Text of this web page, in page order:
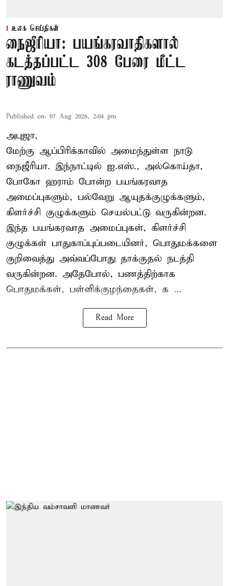
உலக செய்திகள்
நைஜீரியா: பயங்கரவாதிகளால்
கடத்தப்பட்ட 308 பேரை மீட்ட
ராணுவம்
Published on: 07 Aug 2026, 2:04 pm
அபுஜா,
மேற்கு ஆப்பிரிக்காவில் அமைந்துள்ள நாடு
நைஜீரியா. இந்நாட்டில் ஐ.எஸ்., அல்கொய்தா,
போகோ ஹராம் போன்ற பயங்கரவாத
அமைப்புகளும், பல்வேறு ஆயுதக்குழுக்களும்,
கிளர்ச்சி குழுக்களும் செயல்பட்டு வருகின்றன.
இந்த பயங்கரவாத அமைப்புகள், கிளர்ச்சி
குழுக்கள் பாதுகாப்புப்படையினர், பொதுமக்களை
குறிவைத்து அவ்வப்போது தாக்குதல் நடத்தி
வருகின்றன. அதேபோல், பணத்திற்காக
பொதுமக்கள், பள்ளிக்குழந்தைகள், க ...
Read More